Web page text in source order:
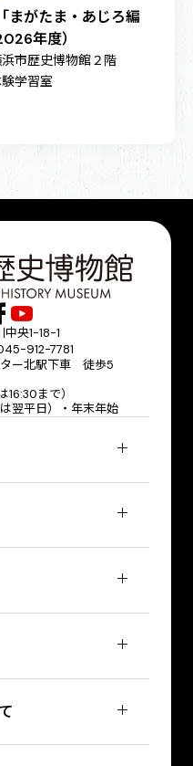
まがたま・あじろ編
年度）
市歴史博物館２階
学習室
央1-18-1
912-7781
ー北駅下車 徒歩5
まで）
翌平日）・年末年始